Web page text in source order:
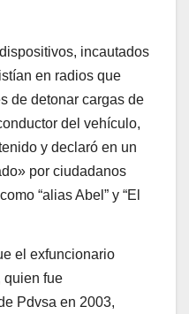
incautados
en radios que
de detonar cargas de
del vehículo,
y declaró en un
por ciudadanos
“alias Abel” y “El
el exfuncionario
quien fue
Pdvsa en 2003,